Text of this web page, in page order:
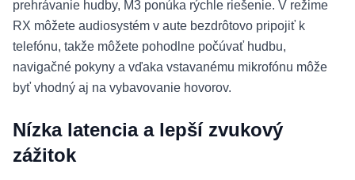
prehrávanie hudby, M3 ponúka rýchle riešenie. V režime
RX môžete audiosystém v aute bezdrôtovo pripojiť k
telefónu, takže môžete pohodlne počúvať hudbu,
navigačné pokyny a vďaka vstavanému mikrofónu môže
byť vhodný aj na vybavovanie hovorov.
Nízka latencia a lepší zvukový
zážitok